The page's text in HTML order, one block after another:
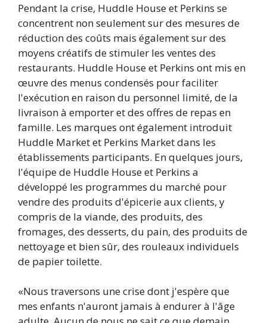
Pendant la crise, Huddle House et Perkins se
concentrent non seulement sur des mesures de
réduction des coûts mais également sur des
moyens créatifs de stimuler les ventes des
restaurants. Huddle House et Perkins ont mis en
œuvre des menus condensés pour faciliter
l'exécution en raison du personnel limité, de la
livraison à emporter et des offres de repas en
famille. Les marques ont également introduit
Huddle Market et Perkins Market dans les
établissements participants. En quelques jours,
l'équipe de Huddle House et Perkins a
développé les programmes du marché pour
vendre des produits d'épicerie aux clients, y
compris de la viande, des produits, des
fromages, des desserts, du pain, des produits de
nettoyage et bien sûr, des rouleaux individuels
de papier toilette.
«Nous traversons une crise dont j'espère que
mes enfants n'auront jamais à endurer à l'âge